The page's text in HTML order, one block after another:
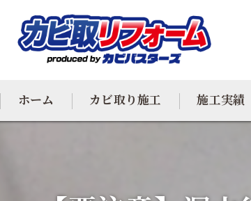
ホーム カビ取り施工
カビ除去
施工実績